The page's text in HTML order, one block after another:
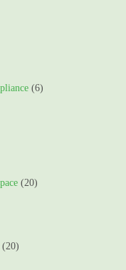
(6)
(20)
(20)